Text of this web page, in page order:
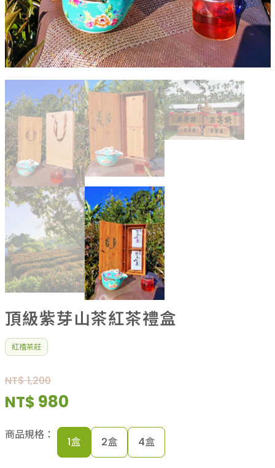
大量採購優惠專區
農業策略聯盟 送禮專區
優質水果
頂級紫芽山茶紅茶禮盒
紅禧茶莊
NT$ 1,200
NT$ 980
商品規格：
1盒 2盒 4盒